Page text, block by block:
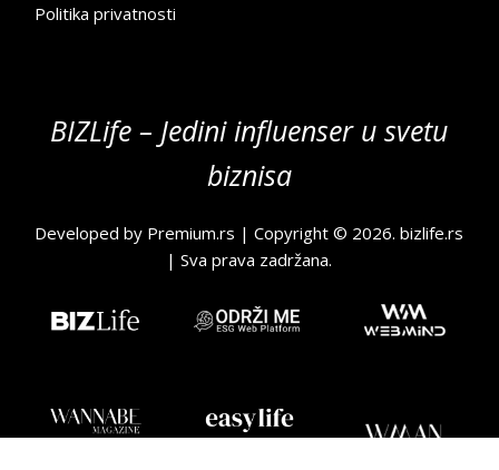
Politika privatnosti
BIZLife – Jedini influenser u svetu
biznisa
Developed by Premium.rs | Copyright © 2026.bizlife.rs
| Sva prava zadržana.